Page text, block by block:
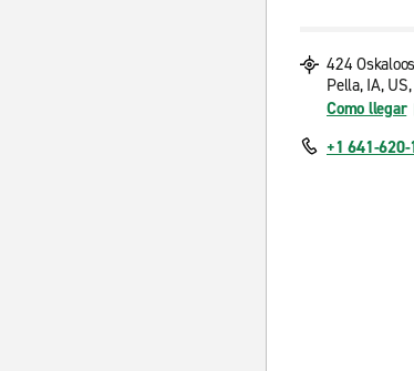
424
Pella, IA,
Como llegar
+1 641-